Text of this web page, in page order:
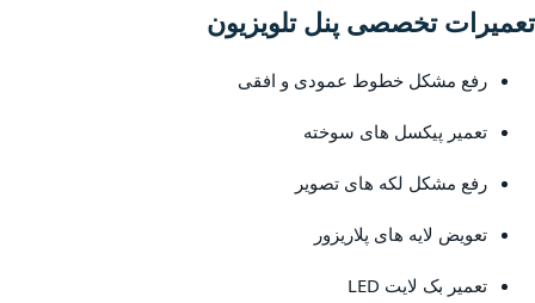
تعمیرات تخصصی پنل تلویزیون
رفع مشکل خطوط عمودی و افقی
تعمیر پیکسل های سوخته
رفع مشکل لکه های تصویر
تعویض لایه های پلاریزور
تعمیر بک لایت LED